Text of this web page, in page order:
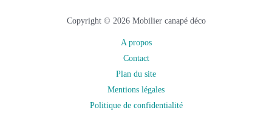
Copyright © 2026 Mobilier canapé déco
A propos
Contact
Plan du site
Mentions légales
Politique de confidentialité